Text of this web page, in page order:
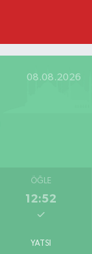
08.08.2026
ÖĞLE
12:52
YATSI